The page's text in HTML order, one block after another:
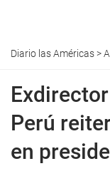
Diario las Américas>
Perú
en